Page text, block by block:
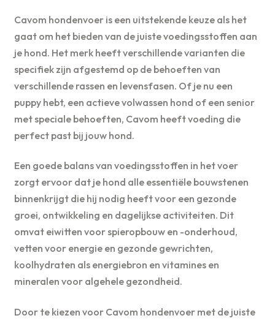
Cavom hondenvoer is een uitstekende keuze als het
gaat om het bieden van de juiste voedingsstoffen aan
je hond. Het merk heeft verschillende varianten die
specifiek zijn afgestemd op de behoeften van
verschillende rassen en levensfasen. Of je nu een
puppy hebt, een actieve volwassen hond of een senior
met speciale behoeften, Cavom heeft voeding die
perfect past bij jouw hond.
Een goede balans van voedingsstoffen in het voer
zorgt ervoor dat je hond alle essentiële bouwstenen
binnenkrijgt die hij nodig heeft voor een gezonde
groei, ontwikkeling en dagelijkse activiteiten. Dit
omvat eiwitten voor spieropbouw en -onderhoud,
vetten voor energie en gezonde gewrichten,
koolhydraten als energiebron en vitamines en
mineralen voor algehele gezondheid.
Door te kiezen voor Cavom hondenvoer met de juiste